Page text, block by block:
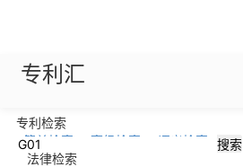
专利汇
专利检索
简单检索
高级检索
语义检索
法律检索
搜索